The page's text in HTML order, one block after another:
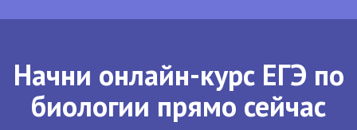
Начни онлайн-курс ЕГЭ по
биологии прямо сейчас